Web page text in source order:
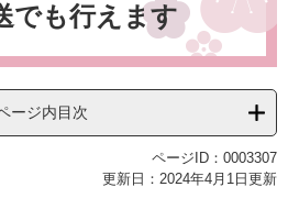
でも行えます
ージ内目次
ページID：0003307
更新日：2024年4月1日更新